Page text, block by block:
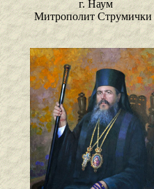
г. Наум
Митрополит Струмички